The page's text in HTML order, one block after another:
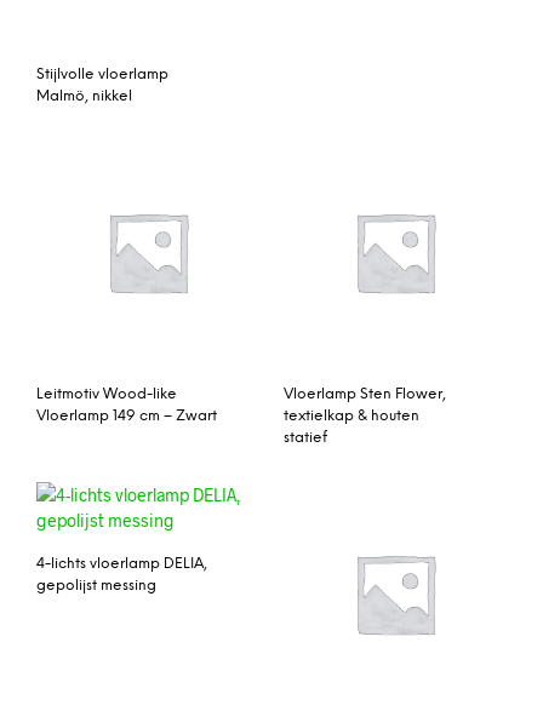
Stijlvolle vloerlamp
Malmö, nikkel
Leitmotiv Wood-like
Vloerlamp 149 cm – Zwart
Vloerlamp Sten Flower,
textielkap & houten
statief
4-lichts vloerlamp DELIA,
gepolijst messing